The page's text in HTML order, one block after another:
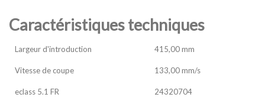
Caractéristiques techniques
Largeur d'introduction 415,00 mm
Vitesse de coupe 133,00 mm/s
eclass 5.1 FR 24320704